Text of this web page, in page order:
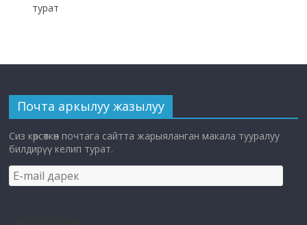
турат
Почта аркылуу жазылуу
Сиз көрсөткөн почтага сайтта жарыяланган макала тууралуу
билдирүү келип турат.
E-
mail